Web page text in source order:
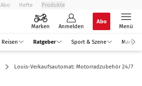
Abo Hefte Produkte
Marken Anmelden
Abo
Menü
Reisen Ratgeber Sport & Szene Markt
Louis-Verkaufsautomat: Motorradzubehör 24/7